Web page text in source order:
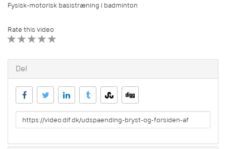
Fysisk-motorisk basistræning i badminton
Rate this video
Del
URL
to